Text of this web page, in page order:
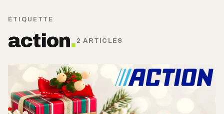
ÉTIQUETTE
action. 2 ARTICLES